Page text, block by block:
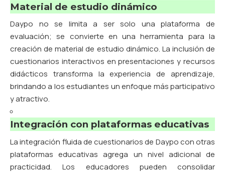
Material de estudio dinámico
Daypo no se limita a ser solo una plataforma de
evaluación; se convierte en una herramienta para la
creación de material de estudio dinámico. La inclusión de
cuestionarios interactivos en presentaciones y recursos
didácticos transforma la experiencia de aprendizaje,
brindando a los estudiantes un enfoque más participativo
y atractivo.
Integración con plataformas educativas
La integración fluida de cuestionarios de Daypo con otras
plataformas educativas agrega un nivel adicional de
practicidad. Los educadores pueden consolidar